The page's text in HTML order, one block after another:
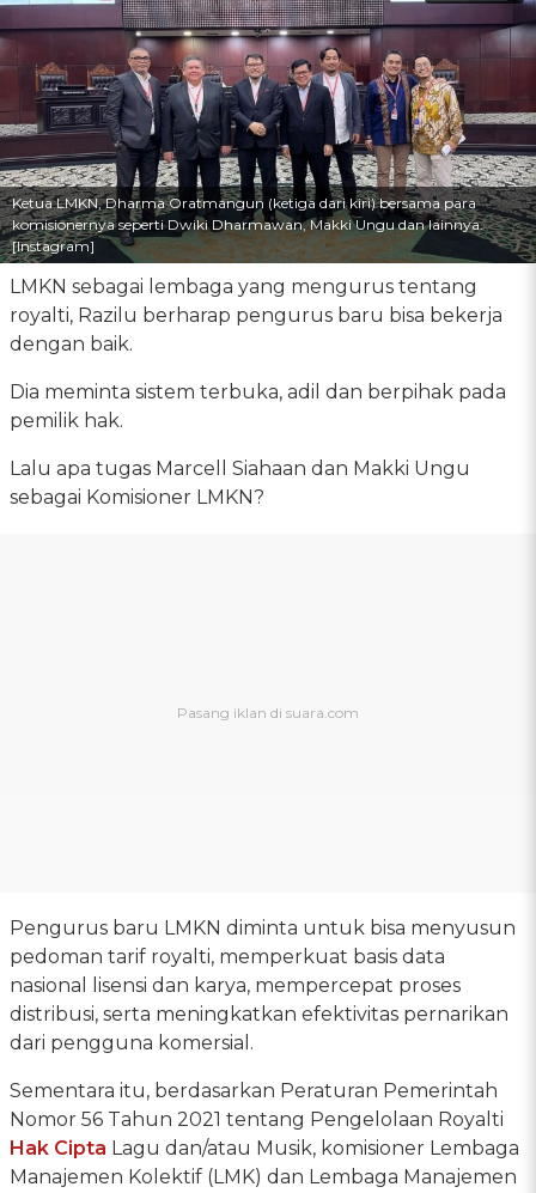
Ketua LMKN, Dharma Oratmangun (ketiga dari kiri) bersama para
komisionernya seperti Dwiki Dharmawan, Makki Ungu dan lainnya.
[Instagram]
LMKN sebagai lembaga yang mengurus tentang
royalti, Razilu berharap pengurus baru bisa bekerja
dengan baik.
Dia meminta sistem terbuka, adil dan berpihak pada
pemilik hak.
Lalu apa tugas Marcell Siahaan dan Makki Ungu
sebagai Komisioner LMKN?
Pengurus baru LMKN diminta untuk bisa menyusun
pedoman tarif royalti, memperkuat basis data
nasional lisensi dan karya, mempercepat proses
distribusi, serta meningkatkan efektivitas pernarikan
dari pengguna komersial.
Sementara itu, berdasarkan Peraturan Pemerintah
Nomor 56 Tahun 2021 tentang Pengelolaan Royalti
Hak Cipta Lagu dan/atau Musik, komisioner Lembaga
Manajemen Kolektif (LMK) dan Lembaga Manajemen